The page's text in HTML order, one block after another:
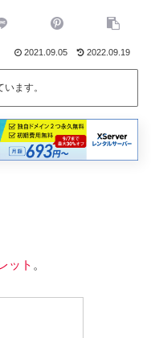
2021.09.05 2022.09.19
ます。
ット 。